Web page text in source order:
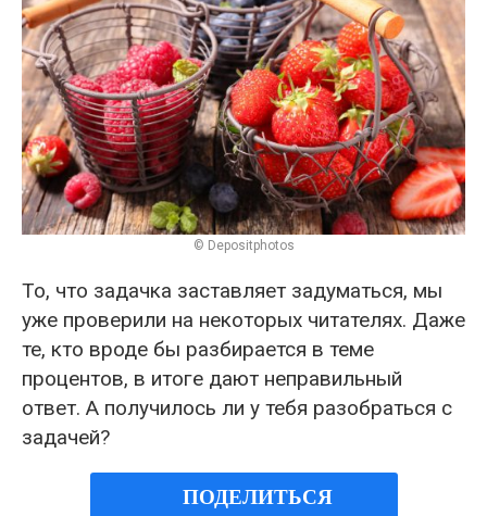
© Depositphotos
То, что задачка заставляет задуматься, мы
уже проверили на некоторых читателях. Даже
те, кто вроде бы разбирается в теме
процентов, в итоге дают неправильный
ответ. А получилось ли у тебя разобраться с
задачей?
ПОДЕЛИТЬСЯ